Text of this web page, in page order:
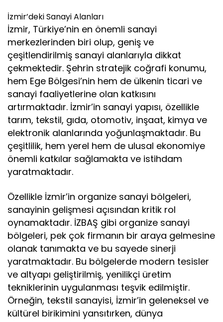
İzmir’deki Sanayi Alanları
İzmir, Türkiye’nin en önemli sanayi
merkezlerinden biri olup, geniş ve
çeşitlendirilmiş sanayi alanlarıyla dikkat
çekmektedir. Şehrin stratejik coğrafi konumu,
hem Ege Bölgesi’nin hem de ülkenin ticari ve
sanayi faaliyetlerine olan katkısını
artırmaktadır. İzmir’in sanayi yapısı, özellikle
tarım, tekstil, gıda, otomotiv, inşaat, kimya ve
elektronik alanlarında yoğunlaşmaktadır. Bu
çeşitlilik, hem yerel hem de ulusal ekonomiye
önemli katkılar sağlamakta ve istihdam
yaratmaktadır.
Özellikle İzmir’in organize sanayi bölgeleri,
sanayinin gelişmesi açısından kritik rol
oynamaktadır. İZBAŞ gibi organize sanayi
bölgeleri, pek çok firmanın bir araya gelmesine
olanak tanımakta ve bu sayede sinerji
yaratmaktadır. Bu bölgelerde modern tesisler
ve altyapı geliştirilmiş, yenilikçi üretim
tekniklerinin uygulanması teşvik edilmiştir.
Örneğin, tekstil sanayisi, İzmir’in geleneksel ve
kültürel birikimini yansıtırken, dünya